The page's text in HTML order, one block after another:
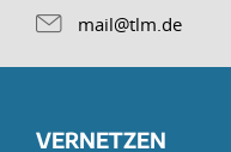
mail@tlm.de
VERNETZEN